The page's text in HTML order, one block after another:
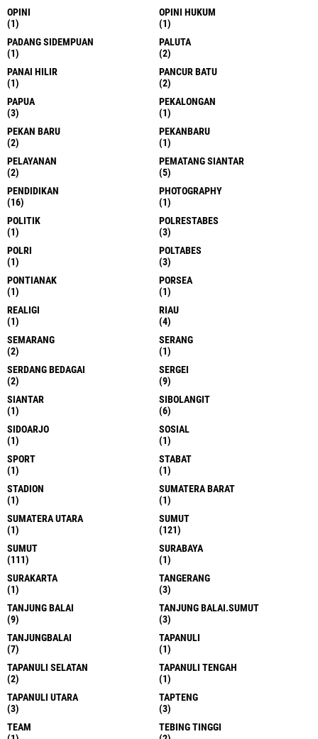
OPINI
(1)
OPINI HUKUM
(1)
PADANG SIDEMPUAN
(1)
PALUTA
(2)
PANAI HILIR
(1)
PANCUR BATU
(2)
PAPUA
(3)
PEKALONGAN
(1)
PEKAN BARU
(2)
PEKANBARU
(1)
PELAYANAN
(2)
PEMATANG SIANTAR
(5)
PENDIDIKAN
(16)
PHOTOGRAPHY
(1)
POLITIK
(1)
POLRESTABES
(3)
POLRI
(1)
POLTABES
(3)
PONTIANAK
(1)
PORSEA
(1)
REALIGI
(1)
RIAU
(4)
SEMARANG
(2)
SERANG
(1)
SERDANG BEDAGAI
(2)
SERGEI
(9)
SIANTAR
(1)
SIBOLANGIT
(6)
SIDOARJO
(1)
SOSIAL
(1)
SPORT
(1)
STABAT
(1)
STADION
(1)
SUMATERA BARAT
(1)
SUMATERA UTARA
(1)
SUMUT
(121)
SUMUT
(111)
SURABAYA
(1)
SURAKARTA
(1)
TANGERANG
(3)
TANJUNG BALAI
(9)
TANJUNG BALAI.SUMUT
(3)
TANJUNGBALAI
(7)
TAPANULI
(1)
TAPANULI SELATAN
(2)
TAPANULI TENGAH
(1)
TAPANULI UTARA
(3)
TAPTENG
(3)
TEAM
TEBING TINGGI